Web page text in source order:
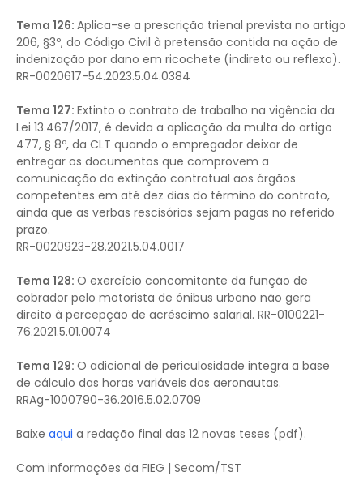
Tema 126: Aplica-se a prescrição trienal prevista no artigo
206, §3º, do Código Civil à pretensão contida na ação de
indenização por dano em ricochete (indireto ou reflexo).
RR-0020617-54.2023.5.04.0384
Tema 127: Extinto o contrato de trabalho na vigência da
Lei 13.467/2017, é devida a aplicação da multa do artigo
477, § 8º, da CLT quando o empregador deixar de
entregar os documentos que comprovem a
comunicação da extinção contratual aos órgãos
competentes em até dez dias do término do contrato,
ainda que as verbas rescisórias sejam pagas no referido
prazo.
RR-0020923-28.2021.5.04.0017
Tema 128: O exercício concomitante da função de
cobrador pelo motorista de ônibus urbano não gera
direito à percepção de acréscimo salarial. RR-0100221-
76.2021.5.01.0074
Tema 129: O adicional de periculosidade integra a base
de cálculo das horas variáveis dos aeronautas.
RRAg-1000790-36.2016.5.02.0709
Baixe aqui a redação final das 12 novas teses (pdf).
Com informações da FIEG | Secom/TST